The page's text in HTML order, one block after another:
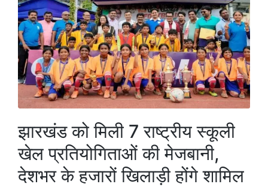
झारखंड को मिली 7 राष्ट्रीय स्कूली
खेल प्रतियोगिताओं की मेजबानी,
देशभर के हजारों खिलाड़ी होंगे शामिल